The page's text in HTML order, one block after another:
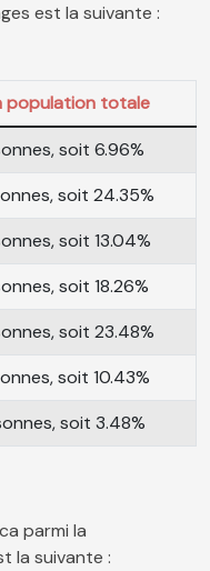
est la suivante :
population totale
soit 6.96%
soit 24.35%
soit 13.04%
soit 18.26%
soit 23.48%
soit 10.43%
soit 3.48%
parmi la
la suivante :